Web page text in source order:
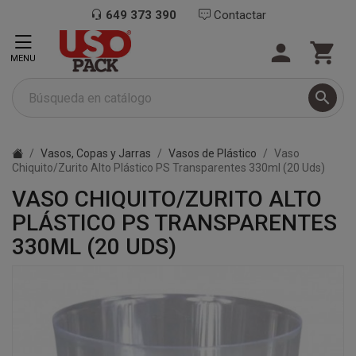
649 373 390 Contactar

 
MENU
Vasos, Copas y Jarras Vasos de Plástico
Vaso
Chiquito/Zurito Alto Plástico PS Transparentes 330ml (20 Uds)
VASO CHIQUITO/ZURITO ALTO
PLÁSTICO PS TRANSPARENTES
330ML (20 UDS)